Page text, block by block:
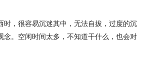
时，很容易沉迷其中，无法自拔，过度的沉
念。空闲时间太多，不知道干什么，也会对